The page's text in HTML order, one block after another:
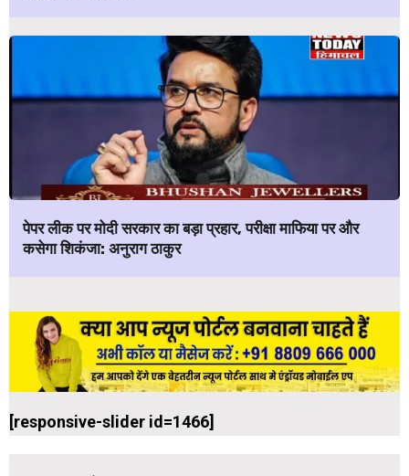
पेपर लीक पर मोदी सरकार का बड़ा प्रहार, परीक्षा माफिया पर और
कसेगा शिकंजा: अनुराग ठाकुर
[responsive-slider id=1466]